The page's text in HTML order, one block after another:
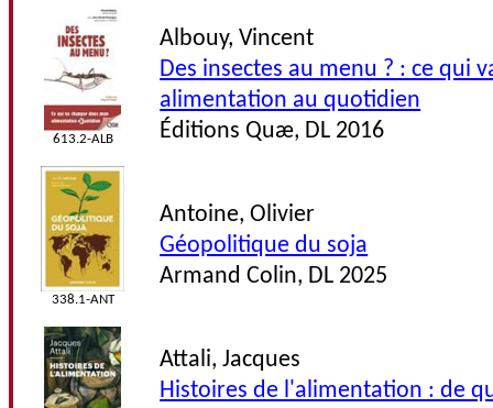
613.2-ALB
Albouy, Vincent
Des insectes au menu ? : ce qui
alimentation au quotidien
Éditions Quæ, DL 2016
338.1-ANT
Antoine, Olivier
Géopolitique du soja
Armand Colin, DL 2025
Attali, Jacques
Histoires de l'alimentation : de